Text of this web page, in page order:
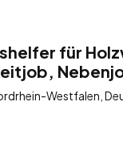
für
Westfalen,